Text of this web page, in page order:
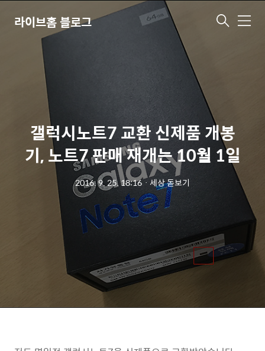
라이브홈 블로그 메
갤럭시노트7 교환 신제품 개봉
기, 노트7 판매 재개는 10월 1일
2016. 9. 25. 18:16ㆍ세상 돋보기